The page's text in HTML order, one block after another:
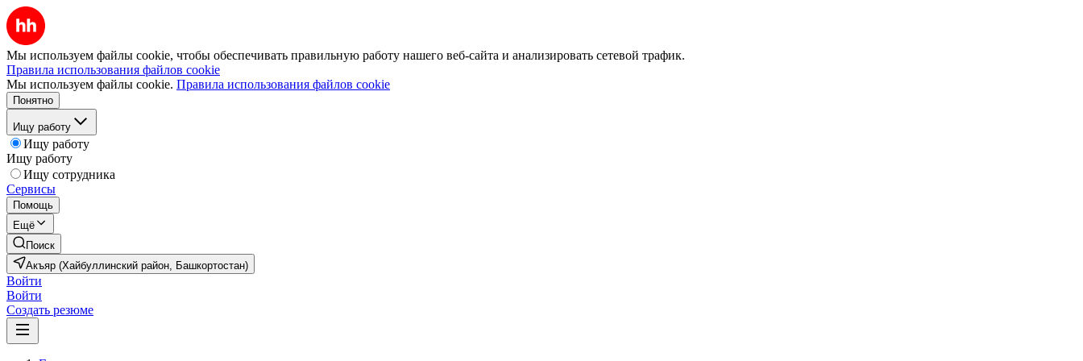
Мы используем файлы cookie, чтобы обеспечивать правильную работу нашего веб-сайта и анализировать сетевой трафик.
Правила использования файлов cookie
Мы используем файлы cookie. Правила использования файлов cookie
Понятно
Ищу работу
Ищу работу
Ищу работу
Ищу сотрудника
Сервисы
Помощь
Ещё
Поиск
Акъяр (Хайбуллинский район, Башкортостан)
Войти
Войти
Создать резюме